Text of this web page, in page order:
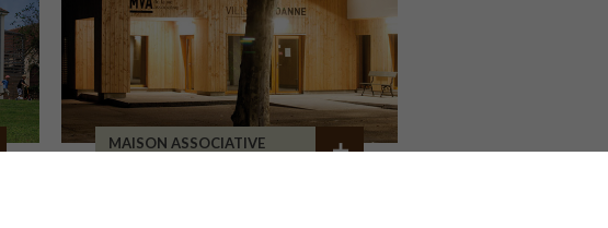
MAISON ASSOCIATIVE